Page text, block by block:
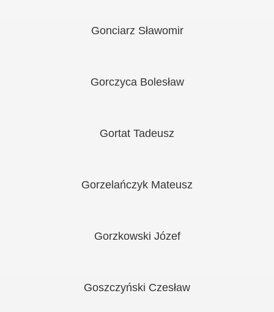
Gonciarz Sławomir
Gorczyca Bolesław
Gortat Tadeusz
Gorzelańczyk Mateusz
Gorzkowski Józef
Goszczyński Czesław